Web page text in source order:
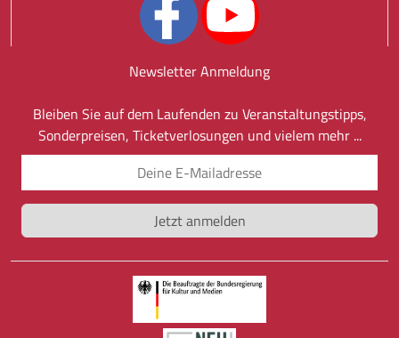
Newsletter Anmeldung
Bleiben Sie auf dem Laufenden zu Veranstaltungstipps,
Sonderpreisen, Ticketverlosungen und vielem mehr ...